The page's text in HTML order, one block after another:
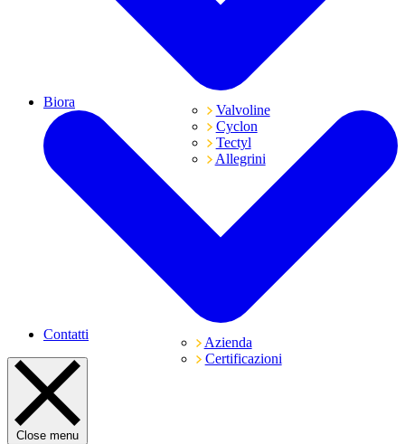
Valvoline
Cyclon
Tectyl
Allegrini
Biora
Azienda
Certificazioni
Contatti
Close menu